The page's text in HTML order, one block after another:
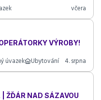
včera
VÝROBY!
úvazek Ubytování 4. srpna
ŽĎÁR NAD SÁZAVOU